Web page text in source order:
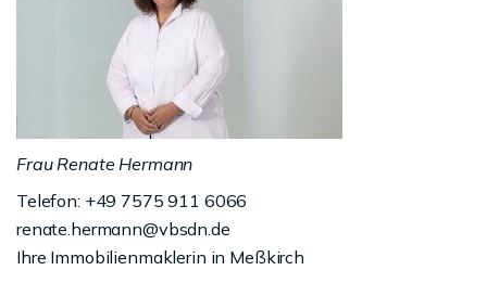
Frau Renate Hermann
Telefon: +49 7575 911 6066
renate.hermann@vbsdn.de
Ihre Immobilienmaklerin in Meßkirch